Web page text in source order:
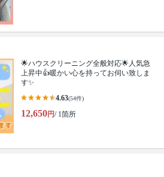
🌟ハウスクリーニング全般対応🌟人気急
上昇中👍暖かい心を持ってお伺い致しま
す✨
4.63(54件)
12,650円/ 1箇所